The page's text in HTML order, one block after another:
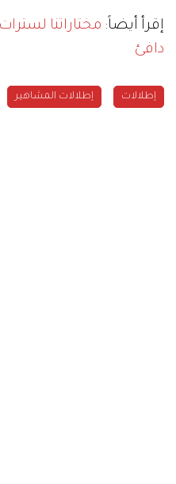
إقرأ أيضاً: مختاراتنا
دافئ
إطلالات إطلالات المشاهير